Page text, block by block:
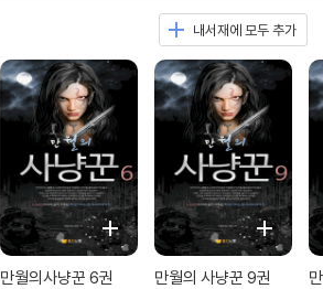
내서재에 모두 추가
만월의사냥꾼 6권 만월의 사냥꾼 9권